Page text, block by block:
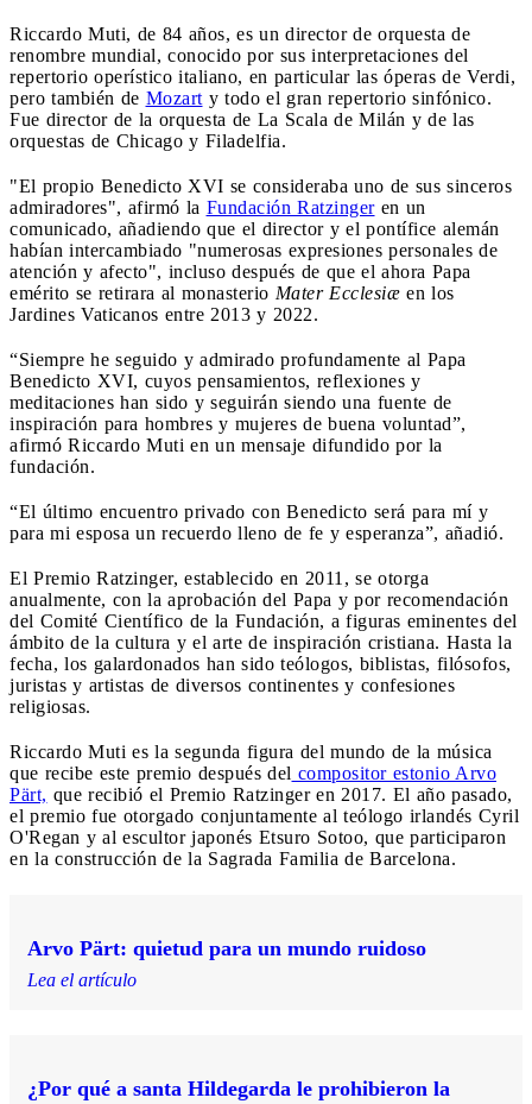
Riccardo Muti, de 84 años, es un director de orquesta de
renombre mundial, conocido por sus interpretaciones del
repertorio operístico italiano, en particular las óperas de Verdi,
pero también de Mozart y todo el gran repertorio sinfónico.
Fue director de la orquesta de La Scala de Milán y de las
orquestas de Chicago y Filadelfia.
"El propio Benedicto XVI se consideraba uno de sus sinceros
admiradores", afirmó la Fundación Ratzingeren un
comunicado, añadiendo que el director y el pontífice alemán
habían intercambiado "numerosas expresiones personales de
atención y afecto", incluso después de que el ahora Papa
emérito se retirara al monasterio Mater Ecclesiæ en los
Jardines Vaticanos entre 2013 y 2022.
“Siempre he seguido y admirado profundamente al Papa
Benedicto XVI, cuyos pensamientos, reflexiones y
meditaciones han sido y seguirán siendo una fuente de
inspiración para hombres y mujeres de buena voluntad”,
afirmó Riccardo Muti en un mensaje difundido por la
fundación.
“El último encuentro privado con Benedicto será para mí y
para mi esposa un recuerdo lleno de fe y esperanza”, añadió.
El Premio Ratzinger, establecido en 2011, se otorga
anualmente, con la aprobación del Papa y por recomendación
del Comité Científico de la Fundación, a figuras eminentes del
ámbito de la cultura y el arte de inspiración cristiana. Hasta la
fecha, los galardonados han sido teólogos, biblistas, filósofos,
juristas y artistas de diversos continentes y confesiones
religiosas.
Riccardo Muti es la segunda figura del mundo de la música
que recibe este premio después del compositor estonio Arvo
Pärt, que recibió el Premio Ratzinger en 2017. El año pasado,
el premio fue otorgado conjuntamente al teólogo irlandés Cyril
O'Regan y al escultor japonés Etsuro Sotoo, que participaron
en la construcción de la Sagrada Familia de Barcelona.
Arvo Pärt: quietud para un mundo ruidoso
Lea el artículo
¿Por qué a santa Hildegarda le prohibieron la